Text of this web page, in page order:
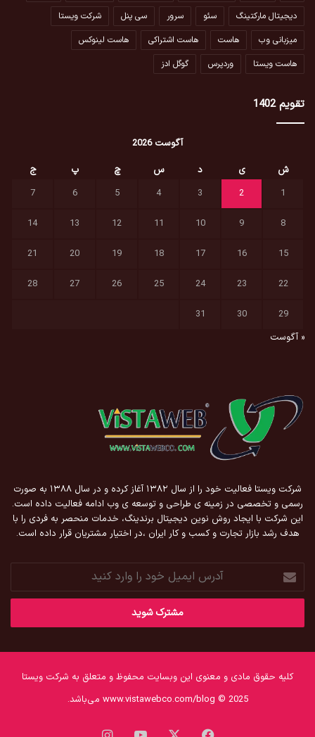
دیجیتال مارکتینگ
سئو سرور سی پنل
شرکت ویستا
میزبانی وب
هاست هاست اشتراکی
هاست لینوکس
هاست ویستا
وردپرس گوگل ادز
تقویم 1402
آگوست 2026
ش
ی د س چ پ
ج
1
2
3
4
5
6
7
8
9
10
11
12
13
14
15
16
17
18
19
20
21
22
23
24
25
26
27
28
29
30
31
« آگوست
شرکت ویستا فعالیت خود را از سال ۱۳۸۲ آغاز کرده و در سال ۱۳۸۸ به صورت
رسمی و تخصصی در زمینه ی طراحی و توسعه ی وب ادامه فعالیت داده است.
این شرکت با ایجاد روش نوین دیجیتال برندینگ، خدمات منحصر به فردی را با
هدف رشد بازار تجارت و کسب و کار ایران ،در اختیار مشتریان قرار داده است.
آدرس
ایمیل
خود
وارد
کلیه حقوق مادی و معنوی این وبسایت محفوظ و متعلق به شرکت ویستا
www.vistawebco.com/blog © 2025 می‌باشد.